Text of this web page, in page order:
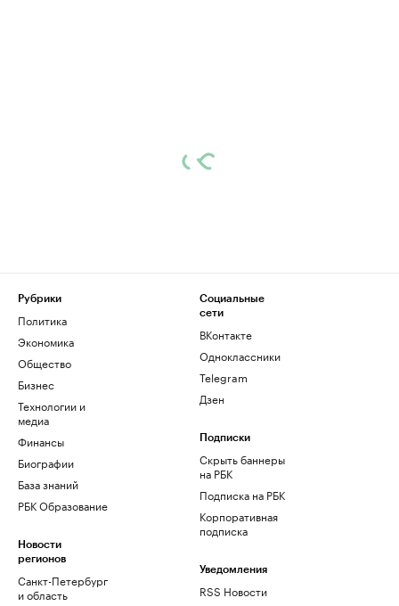
Рубрики
Политика
Экономика
Общество
Бизнес
Технологии и
медиа
Финансы
Биографии
База знаний
РБК Образование
Новости
регионов
Санкт-Петербург
и область
Социальные
сети
ВКонтакте
Одноклассники
Telegram
Дзен
Подписки
Скрыть баннеры
на РБК
Подписка на РБК
Корпоративная
подписка
Уведомления
RSS Новости